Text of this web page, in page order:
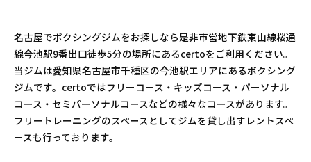
名古屋でボクシングジムをお探しなら是非市営地下鉄東山線桜通
線今池駅9番出口徒歩5分の場所にあるcertoをご利用ください。
当ジムは愛知県名古屋市千種区の今池駅エリアにあるボクシング
ジムです。certoではフリーコース・キッズコース・パーソナル
コース・セミパーソナルコースなどの様々なコースがあります。
フリートレーニングのスペースとしてジムを貸し出すレントスペ
ースも行っております。